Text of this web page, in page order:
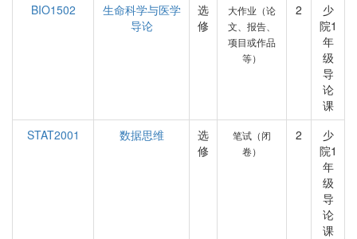
BIO1502
生命科学与医学
导论
选
修
大作业（论
文、报告、
项目或作品
等）
2
少
院1
年
级
导
论
课
STAT2001
数据思维
选
修
笔试（闭
卷）
2
少
院1
年
级
导
论
课